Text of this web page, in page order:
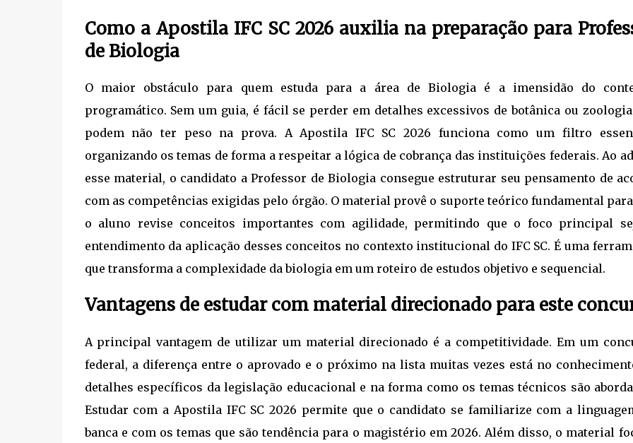
Como a Apostila IFC SC 2026 auxilia na preparação para
de Biologia
O maior obstáculo para quem estuda para a área de Biologia é a imensidão do
programático. Sem um guia, é fácil se perder em detalhes excessivos de botânica ou zoologia
podem não ter peso na prova. A Apostila IFC SC 2026 funciona como um filtro
organizando os temas de forma a respeitar a lógica de cobrança das instituições federais. Ao
esse material, o candidato a Professor de Biologia consegue estruturar seu pensamento de
com as competências exigidas pelo órgão. O material provê o suporte teórico fundamental
o aluno revise conceitos importantes com agilidade, permitindo que o foco principal
entendimento da aplicação desses conceitos no contexto institucional do IFC SC. É uma
que transforma a complexidade da biologia em um roteiro de estudos objetivo e sequencial.
Vantagens de estudar com material direcionado para este
A principal vantagem de utilizar um material direcionado é a competitividade. Em um
federal, a diferença entre o aprovado e o próximo na lista muitas vezes está no
detalhes específicos da legislação educacional e na forma como os temas técnicos são
Estudar com a Apostila IFC SC 2026 permite que o candidato se familiarize com a
banca e com os temas que são tendência para o magistério em 2026. Além disso, o material